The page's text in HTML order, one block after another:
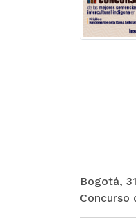
Bogotá,
Concurso